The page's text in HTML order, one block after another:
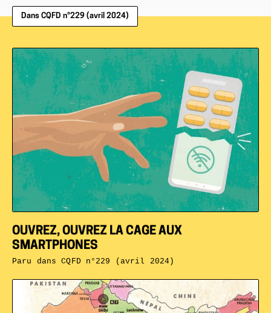
Dans CQFD n°229 (avril 2024)
OUVREZ, OUVREZ LA CAGE AUX
SMARTPHONES
Paru dansCQFD n°229 (avril 2024)